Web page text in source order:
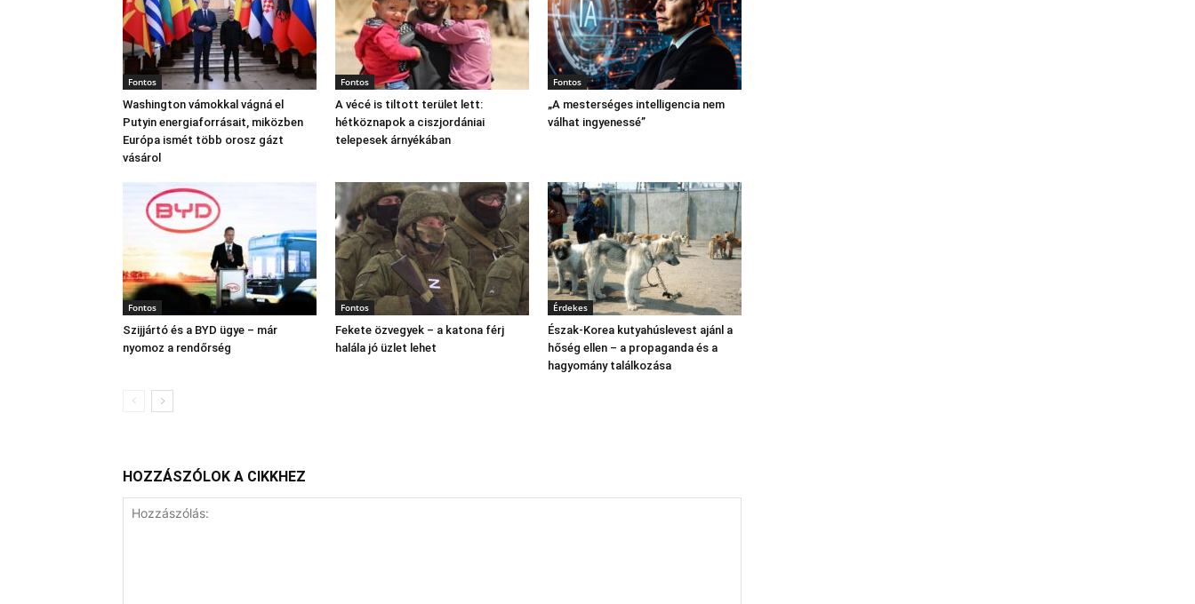
Fontos
Washington vámokkal vágná el
Putyin energiaforrásait, miközben
Európa ismét több orosz gázt
vásárol
Fontos
A vécé is tiltott terület lett:
hétköznapok a ciszjordániai
telepesek árnyékában
Fontos
„A mesterséges intelligencia nem
válhat ingyenessé”
Fontos
Szijjártó és a BYD ügye – már
nyomoz a rendőrség
Fontos
Fekete özvegyek – a katona férj
halála jó üzlet lehet
Érdekes
Észak‑Korea kutyahúslevest ajánl a
hőség ellen – a propaganda és a
hagyomány találkozása
HOZZÁSZÓLOK A CIKKHEZ